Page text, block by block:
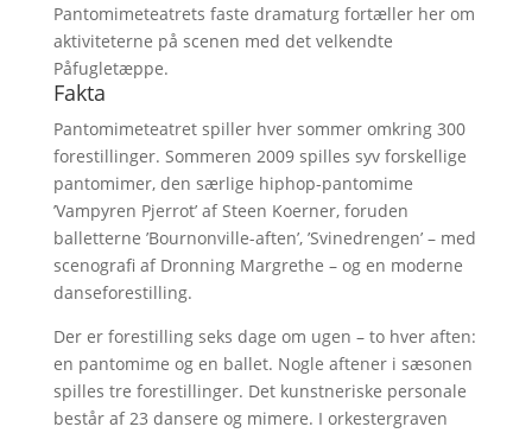
Pantomimeteatrets faste dramaturg fortæller her om
aktiviteterne på scenen med det velkendte
Påfugletæppe.
Fakta
Pantomimeteatret spiller hver sommer omkring 300
forestillinger. Sommeren 2009 spilles syv forskellige
pantomimer, den særlige hiphop-pantomime
’Vampyren Pjerrot’ af Steen Koerner, foruden
balletterne ’Bournonville-aften’, ’Svinedrengen’ – med
scenografi af Dronning Margrethe – og en moderne
danseforestilling.
Der er forestilling seks dage om ugen – to hver aften:
en pantomime og en ballet. Nogle aftener i sæsonen
spilles tre forestillinger. Det kunstneriske personale
består af 23 dansere og mimere. I orkestergraven